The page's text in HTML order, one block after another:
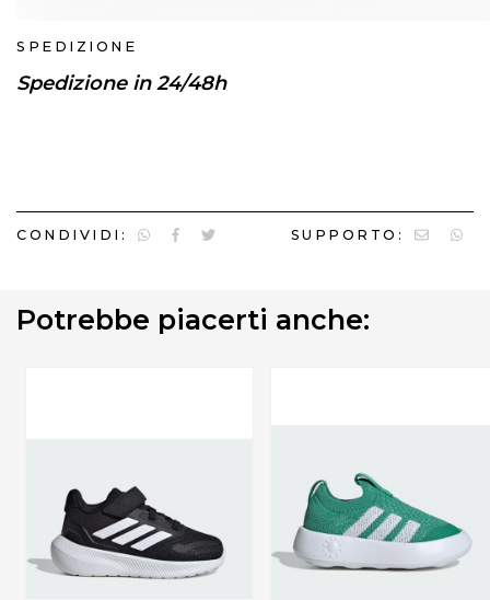
SPEDIZIONE
Spedizione in 24/48h
CONDIVIDI: SUPPORTO:
Potrebbe piacerti anche: